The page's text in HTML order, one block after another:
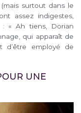
surtout dans le
assez indigestes,
« Ah tiens, Dorian
qui apparaît de
d’être employé de
UNE